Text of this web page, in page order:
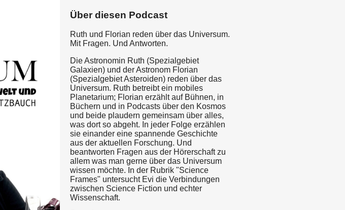
Über diesen Podcast
Ruth und Florian reden über das Universum.
Mit Fragen. Und Antworten.
Die Astronomin Ruth (Spezialgebiet
Galaxien) und der Astronom Florian
(Spezialgebiet Asteroiden) reden über das
Universum. Ruth betreibt ein mobiles
Planetarium; Florian erzählt auf Bühnen, in
Büchern und in Podcasts über den Kosmos
und beide plaudern gemeinsam über alles,
was dort so abgeht. In jeder Folge erzählen
sie einander eine spannende Geschichte
aus der aktuellen Forschung. Und
beantworten Fragen aus der Hörerschaft zu
allem was man gerne über das Universum
wissen möchte. In der Rubrik "Science
Frames" untersucht Evi die Verbindungen
zwischen Science Fiction und echter
Wissenschaft.